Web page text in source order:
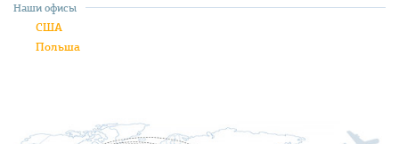
Наши офисы
США
Польша